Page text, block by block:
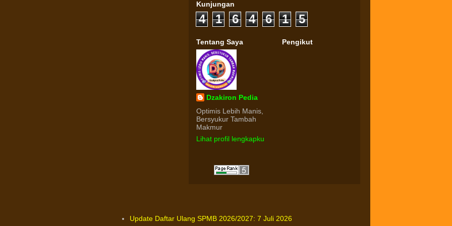
Kunjungan
4 1 6 4 6 1 5
Tentang Saya
Dzakiron Pedia
Optimis Lebih Manis,
Bersyukur Tambah
Makmur
Lihat profil lengkapku
Pengikut
Update Daftar Ulang SPMB 2026/2027: 7 Juli 2026